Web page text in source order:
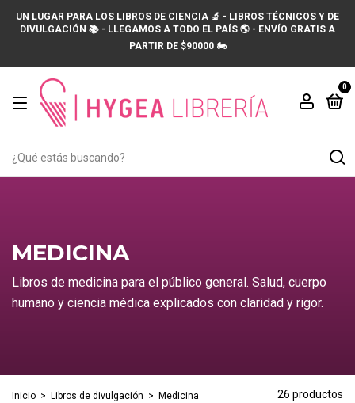
UN LUGAR PARA LOS LIBROS DE CIENCIA 🔬 - LIBROS TÉCNICOS Y DE
DIVULGACIÓN 📚 - LLEGAMOS A TODO EL PAÍS 🌎 - ENVÍO GRATIS A
PARTIR DE $90000 🏍️
0
MEDICINA
Libros de medicina para el público general. Salud, cuerpo
humano y ciencia médica explicados con claridad y rigor.
Inicio > Libros de divulgación > Medicina 26 productos